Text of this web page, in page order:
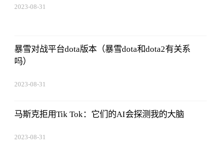
2023-08-31
暴雪对战平台dota版本（暴雪dota和dota2有关系
吗）
2023-08-31
马斯克拒用Tik Tok：它们的AI会探测我的大脑
2023-08-31